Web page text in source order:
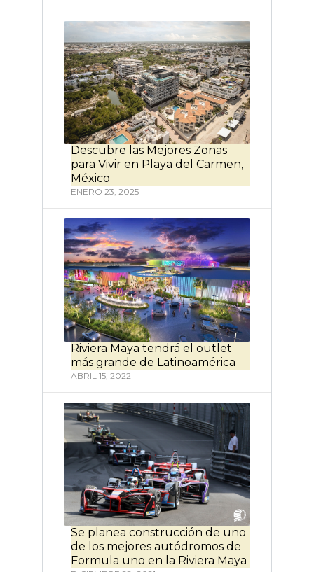
Descubre las Mejores Zonas
para Vivir en Playa del Carmen,
México
ENERO 23, 2025
Riviera Maya tendrá el outlet
más grande de Latinoamérica
ABRIL 15, 2022
Se planea construcción de uno
de los mejores autódromos de
Formula uno en la Riviera Maya